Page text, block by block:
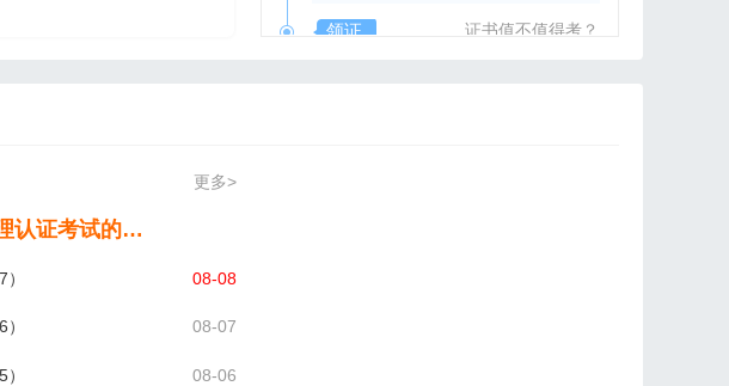
领证 证书值不值得考？
更多>
2026年项目管理认证PM项目管理认证考试的流程（从报名到拿证）
08-08
08-07
08-06